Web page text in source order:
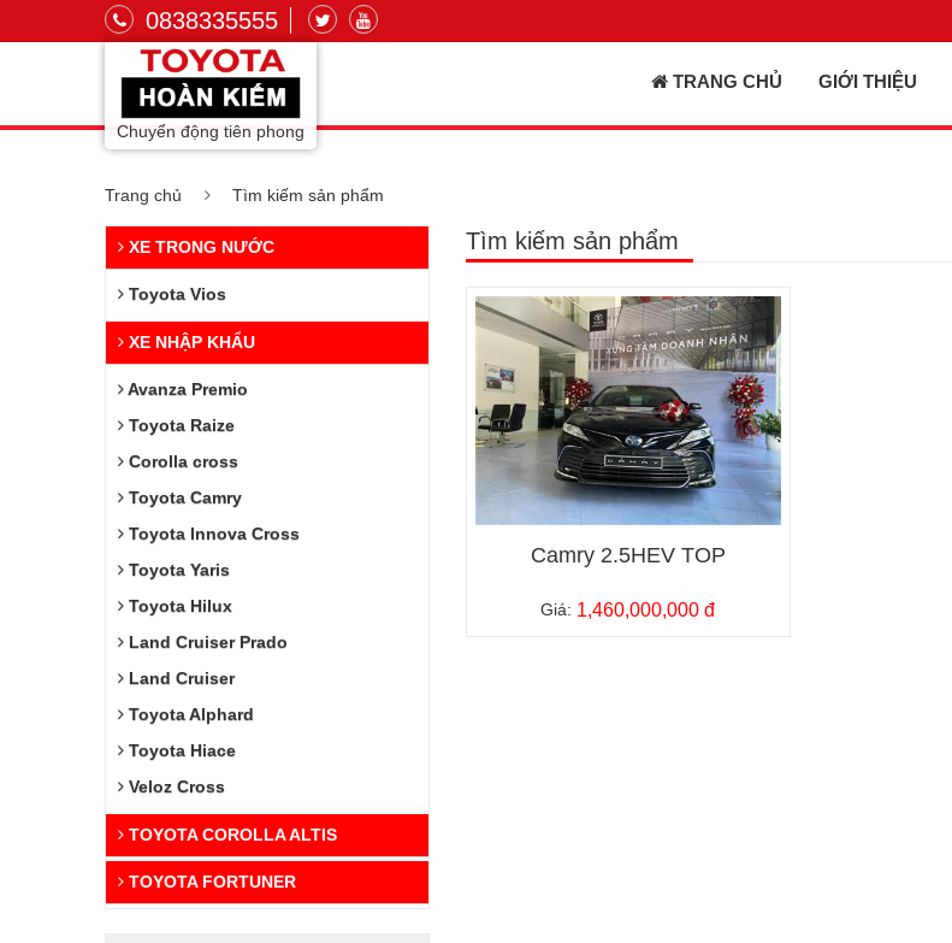
0838335555
Chuyển động tiên phong
TRANG CHỦ GIỚI THIỆU
Trang chủ Tìm kiếm sản phẩm
Tìm kiếm sản phẩm
Camry 2.5HEV TOP
Giá: 1,460,000,000 đ
XE TRONG NƯỚC
Toyota Vios
XE NHẬP KHẨU
Avanza Premio
Toyota Raize
Corolla cross
Toyota Camry
Toyota Innova Cross
Toyota Yaris
Toyota Hilux
Land Cruiser Prado
Land Cruiser
Toyota Alphard
Toyota Hiace
Veloz Cross
TOYOTA COROLLA ALTIS
TOYOTA FORTUNER